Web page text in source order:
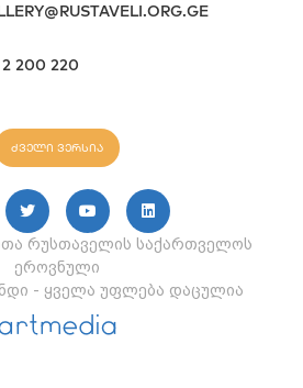
რუსთაველის საქართველოს
ეროვნული
- ყველა უფლება დაცულია
200 220
ძველი ვერსია